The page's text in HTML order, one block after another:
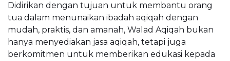
Didirikan dengan tujuan untuk membantu orang
tua dalam menunaikan ibadah aqiqah dengan
mudah, praktis, dan amanah, Walad Aqiqah bukan
hanya menyediakan jasa aqiqah, tetapi juga
berkomitmen untuk memberikan edukasi kepada